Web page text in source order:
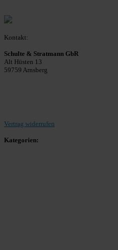
Kontakt:
Schulte & Stratmann GbR
Alt Hüsten 13
59759 Arnsberg
Vertrag widerrufen
Kategorien: